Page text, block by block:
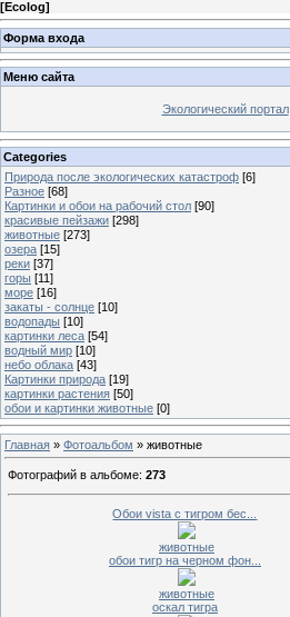
[Ecolog]
Форма входа
Меню сайта
Экологический портал
Categories
Природа после экологических катастроф [6]
Разное [68]
Картинки и обои на рабочий стол [90]
красивые пейзажи [298]
животные [273]
озера [15]
реки [37]
горы [11]
море [16]
закаты - солнце [10]
водопады [10]
картинки леса [54]
водный мир [10]
небо облака [43]
Картинки природа [19]
картинки растения [50]
обои и картинки животные [0]
Главная » Фотоальбом » животные
Фотографий в альбоме: 273
Обои vista с тигром бес...
животные
обои тигр на черном фон...
животные
оскал тигра